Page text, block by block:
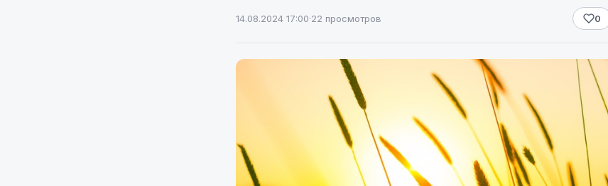
14.08.2024 17:00·22 просмотров 0